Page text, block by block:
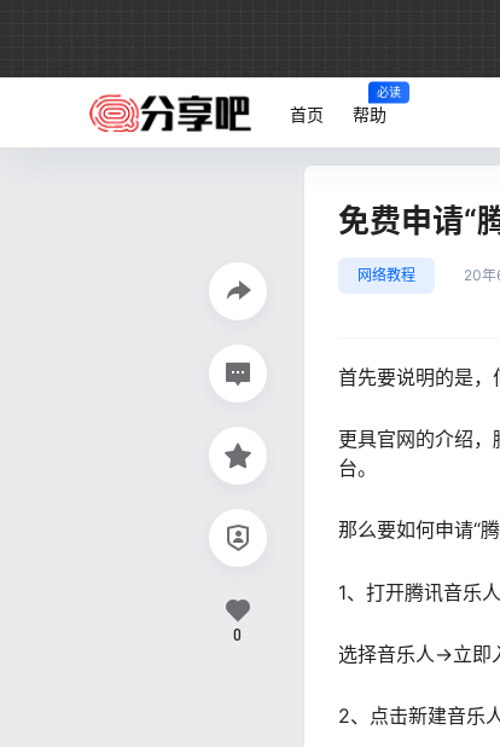
首页 帮助
必读
免费申请“
网络教程 20年
首先要说明的是，
更具官网的介绍
台。
那么要如何申请“
1、打开腾讯音乐人
选择音乐人->立即
2、点击新建音乐
0